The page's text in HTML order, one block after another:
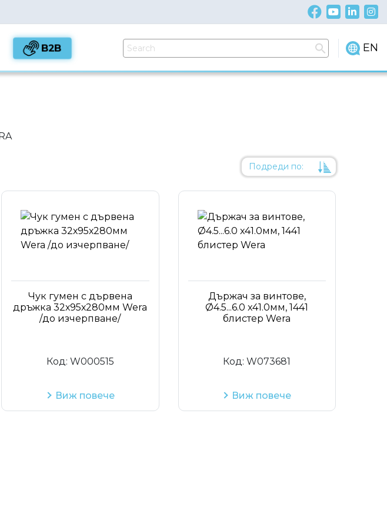
B2B EN
Подреди по:
Уместност
Име
Чук гумен с дървена
дръжка 32х95х280мм Wera
/до изчерпване/
Код: W000515
Виж повече
Държач за винтове,
Ø4.5...6.0 x41.0мм, 1441
блистер Wera
Код:W073681
Виж повече